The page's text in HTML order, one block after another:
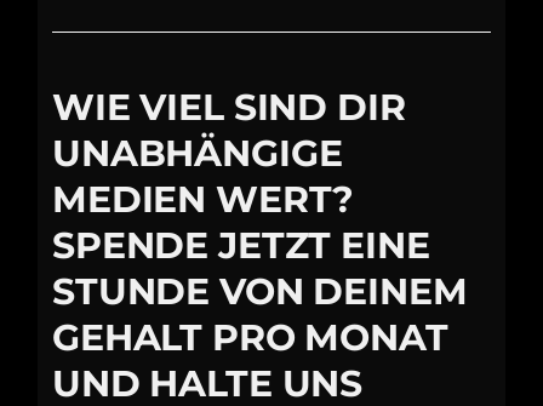
WIE VIEL SIND DIR
UNABHÄNGIGE
MEDIEN WERT?
SPENDE JETZT EINE
STUNDE VON DEINEM
GEHALT PRO MONAT
UND HALTE UNS